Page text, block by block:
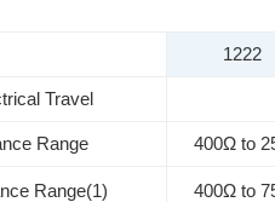
1222
Travel
Range 400Ω to
Range(1) 400Ω to